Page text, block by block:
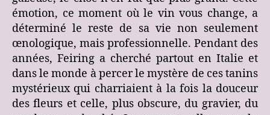
émotion, ce moment où le vin vous change, a
déterminé le reste de sa vie non seulement
œnologique, mais professionnelle. Pendant des
années, Feiring a cherché partout en Italie et
dans le monde à percer le mystère de ces tanins
mystérieux qui charriaient à la fois la douceur
des fleurs et celle, plus obscure, du gravier, du